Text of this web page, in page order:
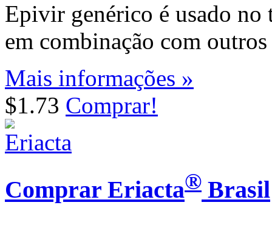
Epivir genérico é usado
em combinação com
Mais informações »
$1.73 Comprar!
Comprar Eriacta® Brasil